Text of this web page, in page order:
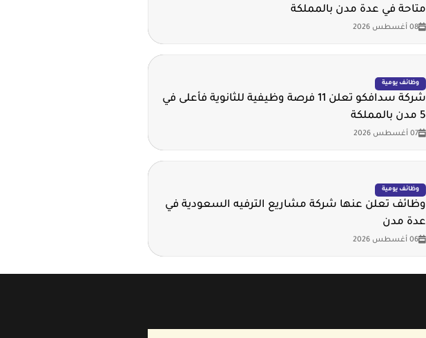
متاحة في عدة مدن بالمملكة
08 أغسطس 2026
وظائف يومية
شركة سدافكو تعلن 11 فرصة وظيفية للثانوية فأعلى في
5 مدن بالمملكة
07 أغسطس 2026
وظائف يومية
وظائف تعلن عنها شركة مشاريع الترفيه السعودية في
عدة مدن
06 أغسطس 2026